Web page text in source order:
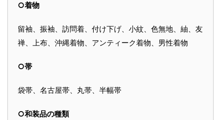
○着物
留袖、振袖、訪問着、付け下げ、小紋、色無地、紬、友
禅、上布、沖縄着物、アンティーク着物、男性着物
○帯
袋帯、名古屋帯、丸帯、半幅帯
○和装品の種類